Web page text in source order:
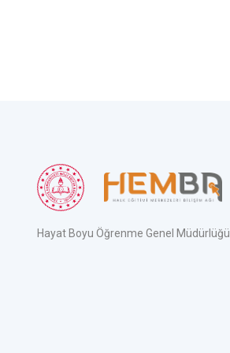
Hayat Boyu Öğrenme Genel Müdürlüğü